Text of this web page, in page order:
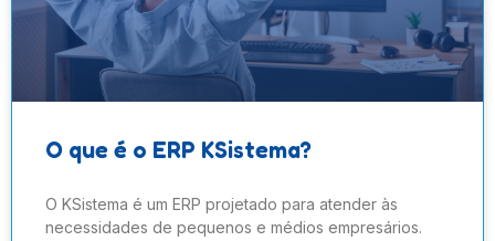
O que é o ERP KSistema?
O KSistema é um ERP projetado para atender às
necessidades de pequenos e médios empresários.